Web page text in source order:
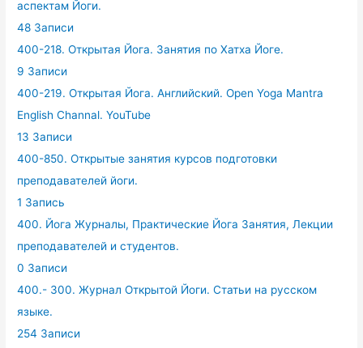
аспектам Йоги.
48 Записи
400-218. Открытая Йога. Занятия по Хатха Йоге.
9 Записи
400-219. Открытая Йога. Английский. Open Yoga Mantra
English Channal. YouTube
13 Записи
400-850. Открытые занятия курсов подготовки
преподавателей йоги.
1 Запись
400. Йога Журналы, Практические Йога Занятия, Лекции
преподавателей и студентов.
0 Записи
400.- 300. Журнал Открытой Йоги. Статьи на русском
языке.
254 Записи